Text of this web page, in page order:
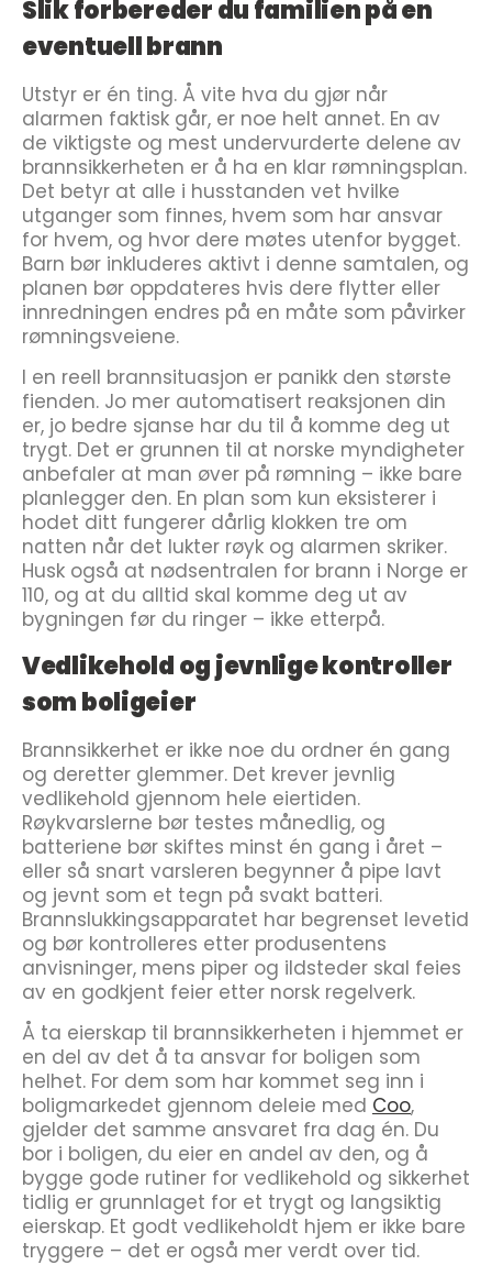
Slik forbereder du familien på en
eventuell brann
Utstyr er én ting. Å vite hva du gjør når
alarmen faktisk går, er noe helt annet. En av
de viktigste og mest undervurderte delene av
brannsikkerheten er å ha en klar rømningsplan.
Det betyr at alle i husstanden vet hvilke
utganger som finnes, hvem som har ansvar
for hvem, og hvor dere møtes utenfor bygget.
Barn bør inkluderes aktivt i denne samtalen, og
planen bør oppdateres hvis dere flytter eller
innredningen endres på en måte som påvirker
rømningsveiene.
I en reell brannsituasjon er panikk den største
fienden. Jo mer automatisert reaksjonen din
er, jo bedre sjanse har du til å komme deg ut
trygt. Det er grunnen til at norske myndigheter
anbefaler at man øver på rømning – ikke bare
planlegger den. En plan som kun eksisterer i
hodet ditt fungerer dårlig klokken tre om
natten når det lukter røyk og alarmen skriker.
Husk også at nødsentralen for brann i Norge er
110, og at du alltid skal komme deg ut av
bygningen før du ringer – ikke etterpå.
Vedlikehold og jevnlige kontroller
som boligeier
Brannsikkerhet er ikke noe du ordner én gang
og deretter glemmer. Det krever jevnlig
vedlikehold gjennom hele eiertiden.
Røykvarslerne bør testes månedlig, og
batteriene bør skiftes minst én gang i året –
eller så snart varsleren begynner å pipe lavt
og jevnt som et tegn på svakt batteri.
Brannslukkingsapparatet har begrenset levetid
og bør kontrolleres etter produsentens
anvisninger, mens piper og ildsteder skal feies
av en godkjent feier etter norsk regelverk.
Å ta eierskap til brannsikkerheten i hjemmet er
en del av det å ta ansvar for boligen som
helhet. For dem som har kommet seg inn i
boligmarkedet gjennom deleie med Coo,
gjelder det samme ansvaret fra dag én. Du
bor i boligen, du eier en andel av den, og å
bygge gode rutiner for vedlikehold og sikkerhet
tidlig er grunnlaget for et trygt og langsiktig
eierskap. Et godt vedlikeholdt hjem er ikke bare
tryggere – det er også mer verdt over tid.